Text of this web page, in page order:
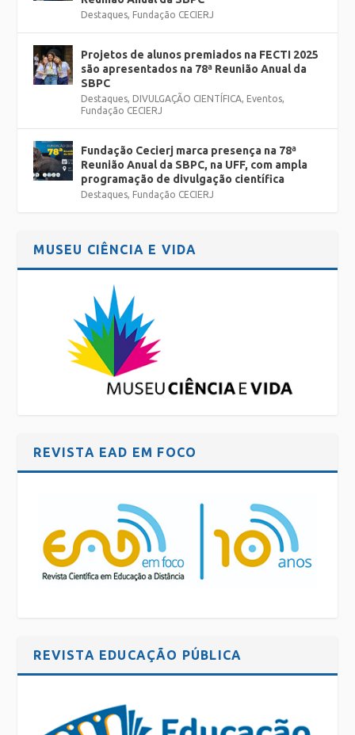
Destaques, Fundação CECIERJ
Projetos de alunos premiados na FECTI 2025
são apresentados na 78ª Reunião Anual da
SBPC
Destaques, DIVULGAÇÃO CIENTÍFICA, Eventos,
Fundação CECIERJ
Fundação Cecierj marca presença na 78ª
Reunião Anual da SBPC, na UFF, com ampla
programação de divulgação científica
Destaques, Fundação CECIERJ
MUSEU CIÊNCIA E VIDA
REVISTA EAD EM FOCO
REVISTA EDUCAÇÃO PÚBLICA